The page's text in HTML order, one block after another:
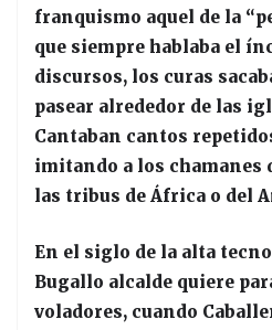
franquismo aquel de la
que siempre hablaba el
discursos, los curas
pasear alrededor de las
Cantaban cantos
imitando a los chamanes
las tribus de África o del
En el siglo de la alta
Bugallo alcalde quiere
voladores, cuando